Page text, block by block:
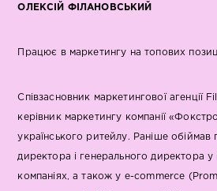
ОЛЕКСІЙ ФІЛАНОВСЬКИЙ
Працює в маркетингу на топових
Співзасновник маркетингової агенції
керівник маркетингу компанії
українського ритейлу. Раніше обіймав
директора і генерального директора у
компаніях, а також у e-commerce